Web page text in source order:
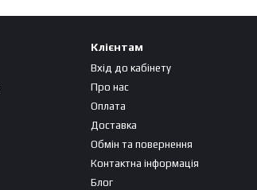
Клієнтам
Вхід до кабінету
Про нас
Оплата
Доставка
Обмін та повернення
Контактна інформація
Блог